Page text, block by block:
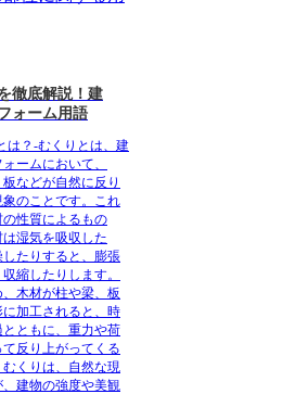
徹底解説！建
ォーム用語
は？-むくりとは、建
ームにおいて、
などが自然に反り
象のことです。これ
の性質によるもの
湿気を吸収した
したりすると、膨張
縮したりします。
、木材が柱や梁、板
に加工されると、時
とともに、重力や荷
反り上がってくる
むくりは、自然な現
、建物の強度や美観